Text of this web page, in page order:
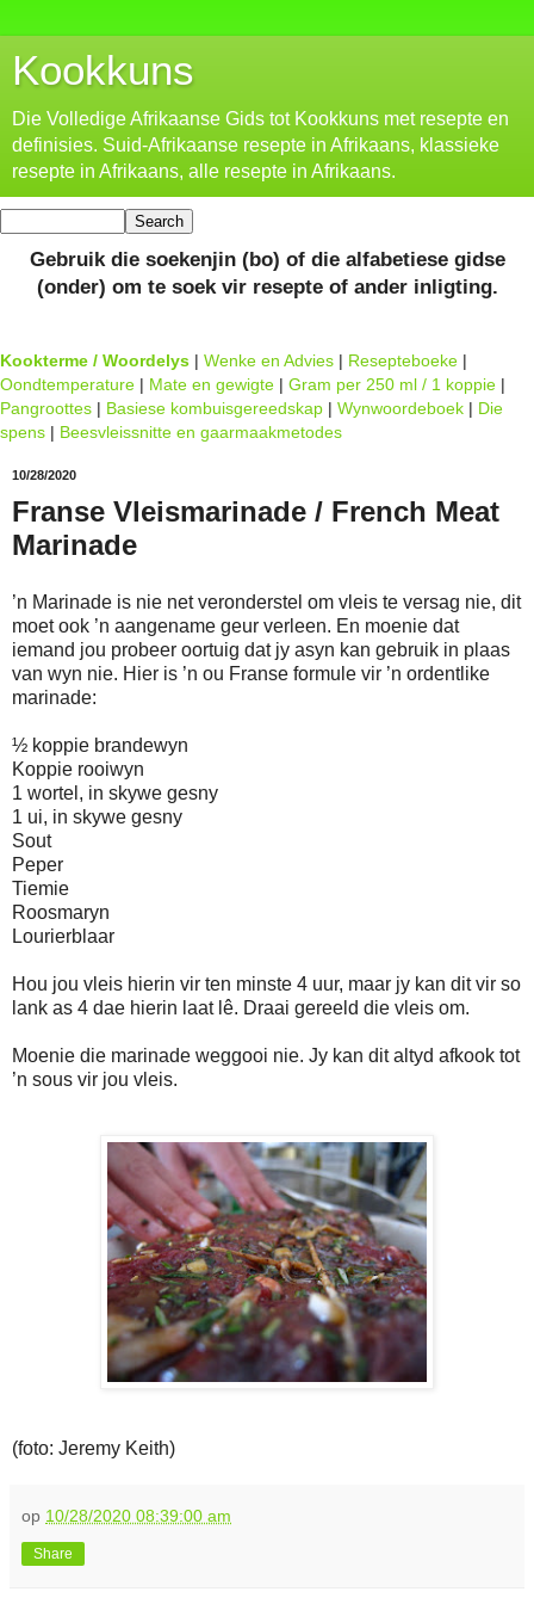
Kookkuns
Die Volledige Afrikaanse Gids tot Kookkuns met resepte en
definisies. Suid-Afrikaanse resepte in Afrikaans, klassieke
resepte in Afrikaans, alle resepte in Afrikaans.
Gebruik die soekenjin (bo) of die alfabetiese gidse
(onder) om te soek vir resepte of ander inligting.
Kookterme / Woordelys | Wenke en Advies | Resepteboeke |
Oondtemperature | Mate en gewigte | Gram per 250 ml / 1 koppie |
Pangroottes | Basiese kombuisgereedskap | Wynwoordeboek | Die
spens | Beesvleissnitte en gaarmaakmetodes
10/28/2020
Franse Vleismarinade / French Meat
Marinade
’n Marinade is nie net veronderstel om vleis te versag nie, dit
moet ook ’n aangename geur verleen. En moenie dat
iemand jou probeer oortuig dat jy asyn kan gebruik in plaas
van wyn nie. Hier is ’n ou Franse formule vir ’n ordentlike
marinade:
½ koppie brandewyn
Koppie rooiwyn
1 wortel, in skywe gesny
1 ui, in skywe gesny
Sout
Peper
Tiemie
Roosmaryn
Lourierblaar
Hou jou vleis hierin vir ten minste 4 uur, maar jy kan dit vir so
lank as 4 dae hierin laat lê. Draai gereeld die vleis om.
Moenie die marinade weggooi nie. Jy kan dit altyd afkook tot
’n sous vir jou vleis.
(foto: Jeremy Keith)
op 10/28/2020 08:39:00 am
Share